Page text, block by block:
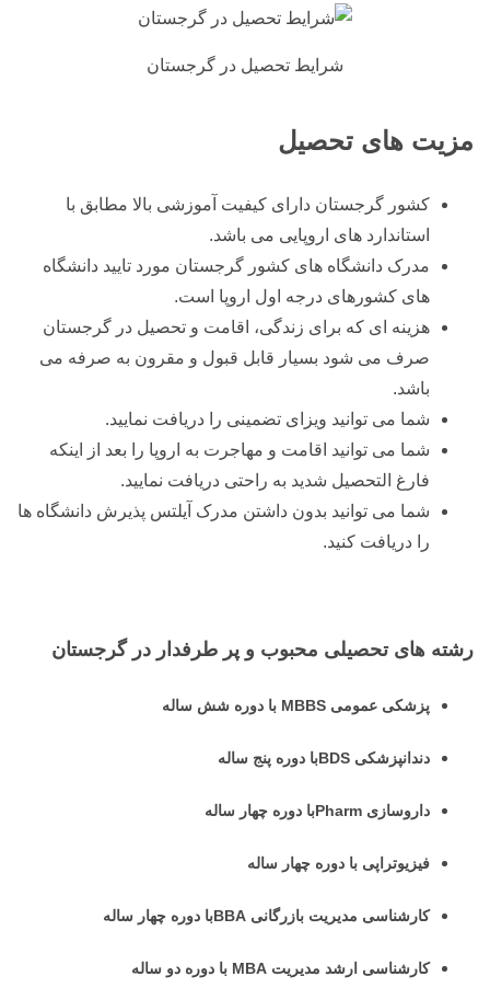
شرایط تحصیل در گرجستان
مزیت های تحصیل
کشور گرجستان دارای کیفیت آموزشی بالا مطابق با
استاندارد های اروپایی می باشد.
مدرک دانشگاه های کشور گرجستان مورد تایید دانشگاه
های کشورهای درجه اول اروپا است.
هزینه ای که برای زندگی، اقامت و تحصیل در گرجستان
صرف می شود بسیار قابل قبول و مقرون به صرفه می
باشد.
شما می توانید ویزای تضمینی را دریافت نمایید.
شما می توانید اقامت و مهاجرت به اروپا را بعد از اینکه
فارغ التحصیل شدید به راحتی دریافت نمایید.
شما می توانید بدون داشتن مدرک آیلتس پذیرش دانشگاه ها
را دریافت کنید.
رشته های تحصیلی محبوب و پر طرفدار در گرجستان
پزشکی عمومی MBBS با دوره شش ساله
دندانپزشکی BDSبا دوره پنج ساله
داروسازی Pharmبا دوره چهار ساله
فیزیوتراپی با دوره چهار ساله
کارشناسی مدیریت بازرگانی BBAبا دوره چهار ساله
کارشناسی ارشد مدیریت MBA با دوره دو ساله